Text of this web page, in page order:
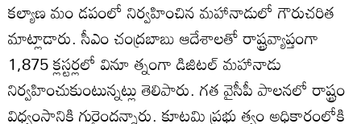
కల్యాణ మం డపంలో నిర్వహించిన మహానాడులో గౌరుచరిత
మాట్లాడారు. సీఎం చంద్రబాబు ఆదేశాలతో రాష్ట్రవ్యాప్తంగా
1,875 క్లస్టర్లలో వినూ త్నంగా డిజిటల్‌ మహానాడు
నిర్వహించుకుంటున్నట్లు తెలిపారు. గత వైసీపీ పాలనలో రాష్ట్రం
విధ్వంసానికి గురైందన్నారు. కూటమి ప్రభు త్వం అధికారంలోకి